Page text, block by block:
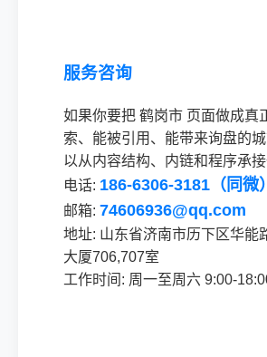
服务咨询
如果你要把 鹤岗市 页面做成真
索、能被引用、能带来询盘的
以从内容结构、内链和程序承接
电话: 186-6306-3181（同微）
邮箱: 74606936@qq.com
地址: 山东省济南市历下区华能
大厦706,707室
工作时间: 周一至周六 9:00-